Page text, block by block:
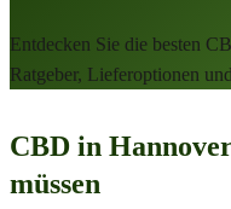
Entdecken Sie die besten
Ratgeber, Lieferoptionen
CBD in
müssen